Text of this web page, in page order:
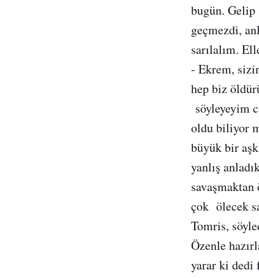
bugün. Gelip
geçmezdi,
sarılalım.
- Ekrem,
hep biz
söyleyeyim
oldu biliyor
büyük bir
yanlış
çok ölecek
Tomris,
Özenle
yarar ki dedi